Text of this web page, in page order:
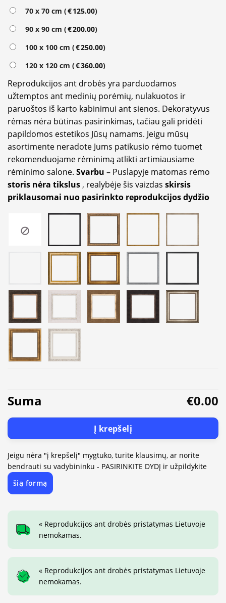
70 x 70 cm (€125.00)
90 x 90 cm (€200.00)
100 x 100 cm (€250.00)
120 x 120 cm (€360.00)
Reprodukcijos ant drobės yra parduodamos
užtemptos ant medinių porėmių, nulakuotos ir
paruoštos iš karto kabinimui ant sienos. Dekoratyvus
rėmas nėra būtinas pasirinkimas, tačiau gali pridėti
papildomos estetikos Jūsų namams. Jeigu mūsų
asortimente neradote Jums patikusio rėmo tuomet
rekomenduojame rėminimą atlikti artimiausiame
rėminimo salone. Svarbu – Puslapyje matomas rėmo
storis nėra tikslus, realybėje šis vaizdas skirsis
priklausomai nuo pasirinkto reprodukcijos dydžio
Suma €0.00
Į krepšelį
Jeigu nėra "į krepšelį" mygtuko, turite klausimų, ar norite
bendrauti su vadybininku - PASIRINKITE DYDĮ ir užpildykite
šią formą
« Reprodukcijos ant drobės pristatymas Lietuvoje
nemokamas.
« Reprodukcijos ant drobės pristatymas Lietuvoje
nemokamas.